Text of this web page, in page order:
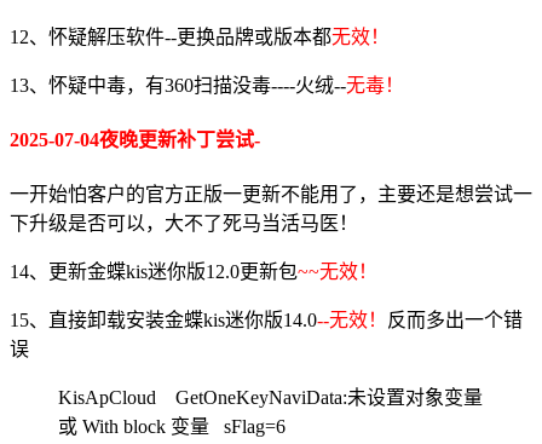
12、怀疑解压软件--更换品牌或版本都无效！
13、怀疑中毒，有360扫描没毒----火绒--无毒！
2025-07-04夜晚更新补丁尝试-
一开始怕客户的官方正版一更新不能用了，主要还是想尝试一
下升级是否可以，大不了死马当活马医！
14、更新金蝶kis迷你版12.0更新包~~无效！
15、直接卸载安装金蝶kis迷你版14.0--无效！ 反而多出一个错
误
KisApCloud GetOneKeyNaviData:未设置对象变量
或 With block 变量 sFlag=6